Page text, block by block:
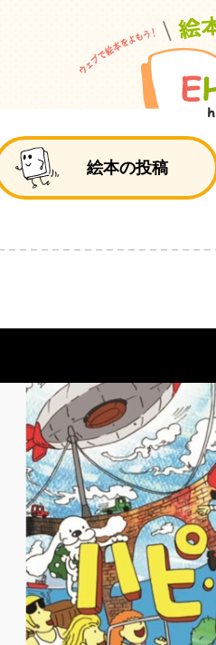
絵本の投稿